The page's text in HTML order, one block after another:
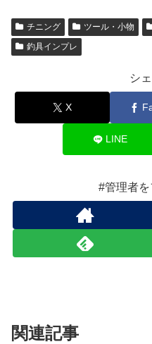
チニング ツール・小物
釣具インプレ
シ
X
LINE
#管理者
関連記事